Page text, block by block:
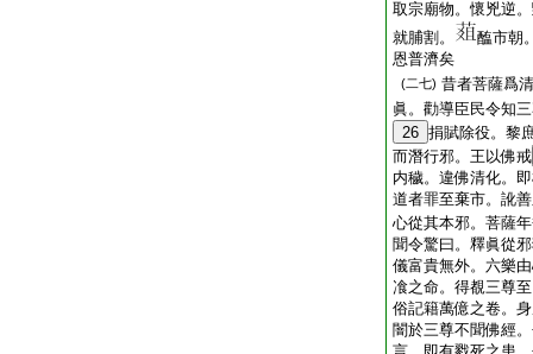
取宗廟物。懷兇逆
就脯割。
醢市朝
恩普濟矣
(二七) 昔者菩薩爲
眞。勸導臣民令知
26 捐賦除役。黎
而潛行邪。王以佛戒
内穢。違佛清化。
道者罪至棄市。訛
心從其本邪。菩薩
聞令驚曰。釋眞從
儀富貴無外。六樂
飡之命。得覩三尊
俗記籍萬億之卷。
闇於三尊不聞佛經